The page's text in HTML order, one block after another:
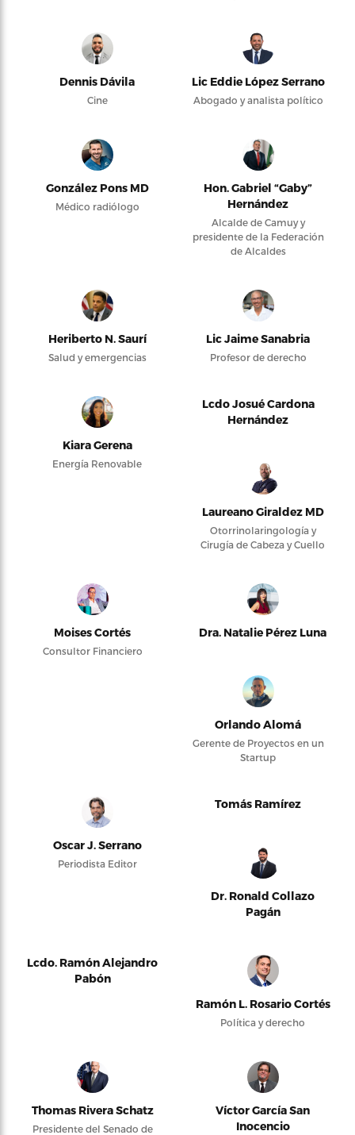
Dennis Dávila
Cine
Lic Eddie López Serrano
Abogado y analista político
González Pons MD
Médico radiólogo
Hon. Gabriel “Gaby”
Hernández
Alcalde de Camuy y
presidente de la Federación
de Alcaldes
Heriberto N. Saurí
Salud y emergencias
Lic Jaime Sanabria
Profesor de derecho
Kiara Gerena
Energía Renovable
Lcdo Josué Cardona
Hernández
Laureano Giraldez MD
Otorrinolaringología y
Cirugía de Cabeza y Cuello
Moises Cortés
Consultor Financiero
Dra. Natalie Pérez Luna
Orlando Alomá
Gerente de Proyectos en un
Startup
Oscar J. Serrano
Periodista Editor
Tomás Ramírez
Dr. Ronald Collazo
Pagán
Lcdo. Ramón Alejandro
Pabón
Ramón L. Rosario Cortés
Política y derecho
Thomas Rivera Schatz
Presidente del Senado de
Víctor García San
Inocencio